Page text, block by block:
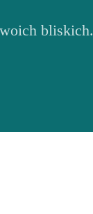
bliskich.